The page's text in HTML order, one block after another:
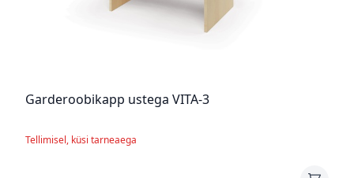
Garderoobikapp ustega VITA-3
Tellimisel, küsi tarneaega